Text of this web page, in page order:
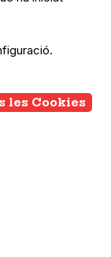
les Cookies